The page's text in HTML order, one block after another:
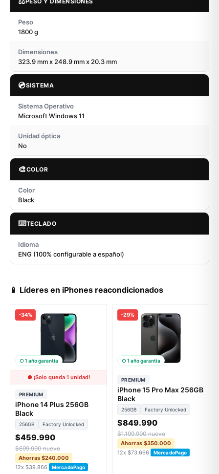
Peso
1800 g
Dimensiones
323.9 mm x 248.9 mm x 20.3 mm
💿SISTEMA
Sistema Operativo
Microsoft Windows 11
Unidad óptica
No
🎨COLOR
Color
Black
⌨️TECLADO
Idioma
ENG (100% configurable a español)
📱 Líderes en iPhones reacondicionados
-34%
○ 1 año garantía
● ¡Solo queda 1 unidad!
PREMIUM
iPhone 14 Plus 256GB
Black
256GB Factory Unlocked
$459.990
$699.990 nuevo
Ahorras $240.000
12x $39.866
MercadoPago
-29%
○ 1 año garantía
PREMIUM
iPhone 15 Pro Max 256GB
Black
256GB Factory Unlocked
$849.990
$1.199.990 nuevo
Ahorras $350.000
12x $73.666
MercadoPago